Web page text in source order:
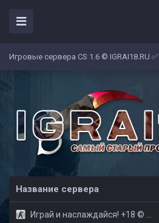
Игровые сервера CS 1.6 © IGRAI18.RU ✅
Название сервера
Играй и наслаждайся! +18 © Public